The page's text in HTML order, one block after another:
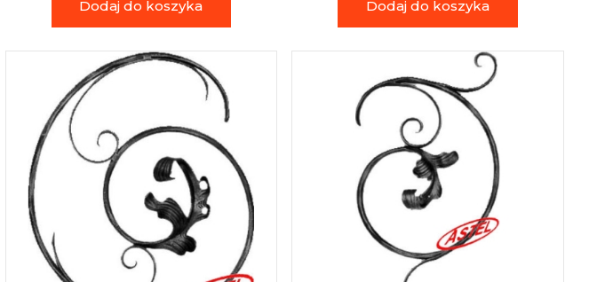
Dodaj do koszyka Dodaj do koszyka